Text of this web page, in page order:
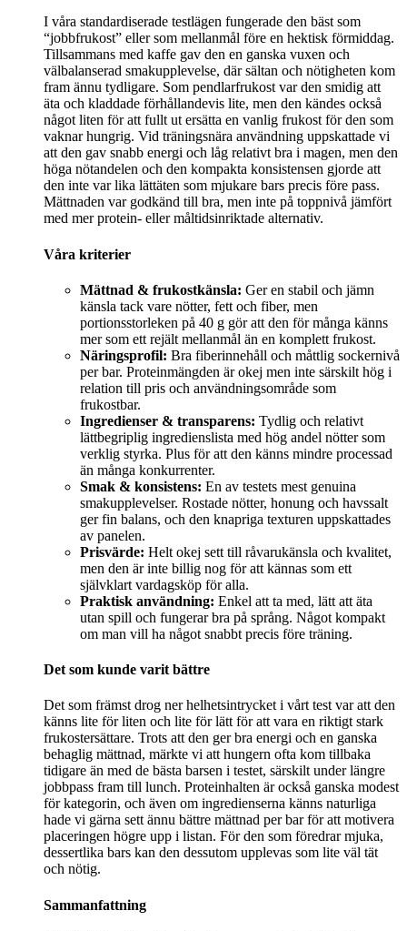
I våra standardiserade testlägen fungerade den bäst som
“jobbfrukost” eller som mellanmål före en hektisk förmiddag.
Tillsammans med kaffe gav den en ganska vuxen och
välbalanserad smakupplevelse, där sältan och nötigheten kom
fram ännu tydligare. Som pendlarfrukost var den smidig att
äta och kladdade förhållandevis lite, men den kändes också
något liten för att fullt ut ersätta en vanlig frukost för den som
vaknar hungrig. Vid träningsnära användning uppskattade vi
att den gav snabb energi och låg relativt bra i magen, men den
höga nötandelen och den kompakta konsistensen gjorde att
den inte var lika lättäten som mjukare bars precis före pass.
Mättnaden var godkänd till bra, men inte på toppnivå jämfört
med mer protein- eller måltidsinriktade alternativ.
Våra kriterier
Mättnad & frukostkänsla: Ger en stabil och jämn
känsla tack vare nötter, fett och fiber, men
portionsstorleken på 40 g gör att den för många känns
mer som ett rejält mellanmål än en komplett frukost.
Näringsprofil: Bra fiberinnehåll och måttlig sockernivå
per bar. Proteinmängden är okej men inte särskilt hög i
relation till pris och användningsområde som
frukostbar.
Ingredienser & transparens: Tydlig och relativt
lättbegriplig ingredienslista med hög andel nötter som
verklig styrka. Plus för att den känns mindre processad
än många konkurrenter.
Smak & konsistens: En av testets mest genuina
smakupplevelser. Rostade nötter, honung och havssalt
ger fin balans, och den knapriga texturen uppskattades
av panelen.
Prisvärde: Helt okej sett till råvarukänsla och kvalitet,
men den är inte billig nog för att kännas som ett
självklart vardagsköp för alla.
Praktisk användning: Enkel att ta med, lätt att äta
utan spill och fungerar bra på språng. Något kompakt
om man vill ha något snabbt precis före träning.
Det som kunde varit bättre
Det som främst drog ner helhetsintrycket i vårt test var att den
känns lite för liten och lite för lätt för att vara en riktigt stark
frukostersättare. Trots att den ger bra energi och en ganska
behaglig mättnad, märkte vi att hungern ofta kom tillbaka
tidigare än med de bästa barsen i testet, särskilt under längre
jobbpass fram till lunch. Proteinhalten är också ganska modest
för kategorin, och även om ingredienserna känns naturliga
hade vi gärna sett ännu bättre mättnad per bar för att motivera
placeringen högre upp i listan. För den som föredrar mjuka,
dessertlika bars kan den dessutom upplevas som lite väl tät
och nötig.
Sammanfattning